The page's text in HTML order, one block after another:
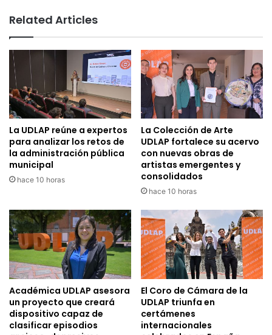
Related Articles
La UDLAP reúne a expertos
para analizar los retos de
la administración pública
municipal
hace 10 horas
La Colección de Arte
UDLAP fortalece su acervo
con nuevas obras de
artistas emergentes y
consolidados
hace 10 horas
Académica UDLAP asesora
un proyecto que creará
dispositivo capaz de
clasificar episodios
El Coro de Cámara de la
UDLAP triunfa en
certámenes
internacionales